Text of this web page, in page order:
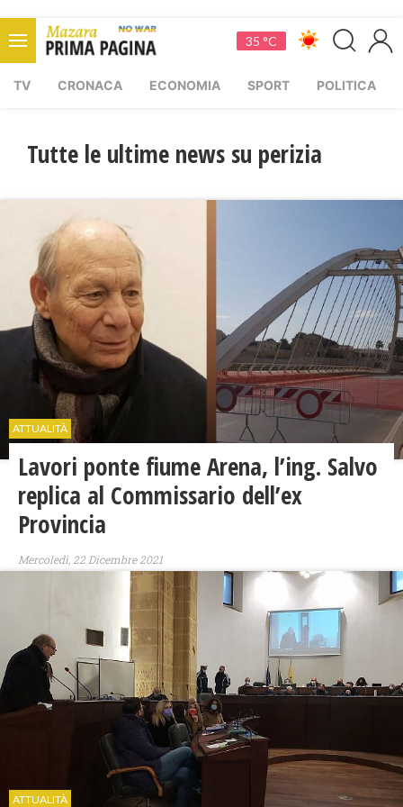
35 °C
TV CRONACA ECONOMIA SPORT POLITICA
Tutte le ultime news su perizia
ATTUALITÀ
Lavori ponte fiume Arena, l’ing. Salvo
replica al Commissario dell’ex
Provincia
Mercoledì, 22 Dicembre 2021
ATTUALITÀ